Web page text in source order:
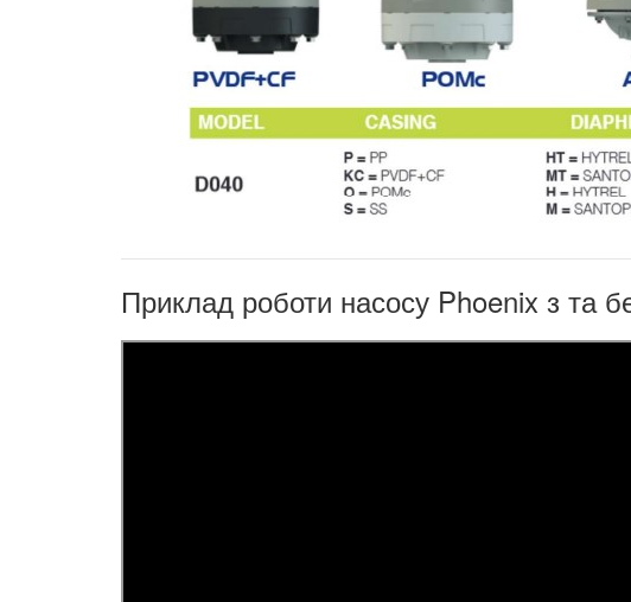
Приклад роботи насосу Phoenix з та